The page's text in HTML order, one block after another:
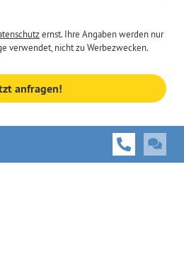
ernst. Ihre Angaben werden nur
verwendet, nicht zu Werbezwecken.
anfragen!